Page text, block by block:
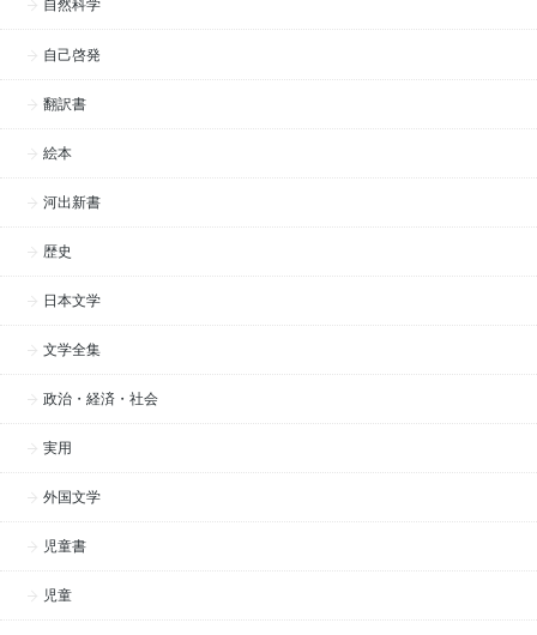
自然科学
自己啓発
翻訳書
絵本
河出新書
歴史
日本文学
文学全集
政治・経済・社会
実用
外国文学
児童書
児童